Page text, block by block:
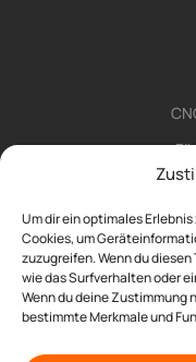
Um dir ein optimales
Cookies, um
zuzugreifen. Wenn du
wie das Surfverhalten oder
Wenn du deine
bestimmte Merkmale und